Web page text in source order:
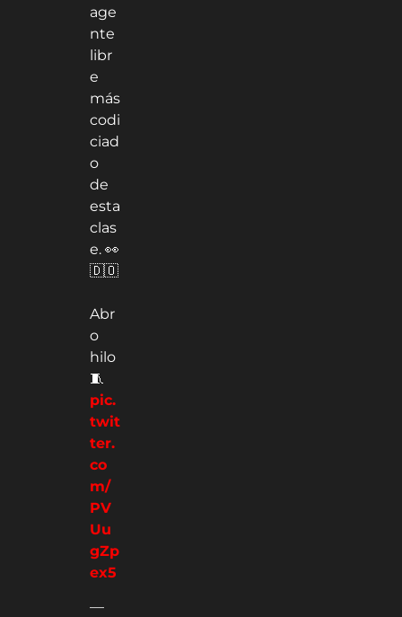
age
nte
libr
e
más
codi
ciad
o
de
esta
clas
e. 👀
🇩🇴
Abr
o
hilo
🧵
pic.
twit
ter.
co
m/
PV
Uu
gZp
ex5
—